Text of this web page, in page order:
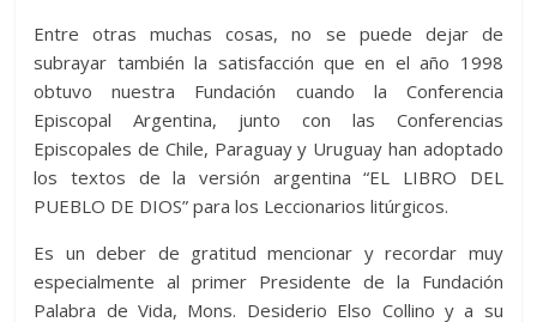
Entre otras muchas cosas, no se puede dejar de
subrayar también la satisfacción que en el año 1998
obtuvo nuestra Fundación cuando la Conferencia
Episcopal Argentina, junto con las Conferencias
Episcopales de Chile, Paraguay y Uruguay han adoptado
los textos de la versión argentina “EL LIBRO DEL
PUEBLO DE DIOS” para los Leccionarios litúrgicos.
Es un deber de gratitud mencionar y recordar muy
especialmente al primer Presidente de la Fundación
Palabra de Vida, Mons. Desiderio Elso Collino y a su